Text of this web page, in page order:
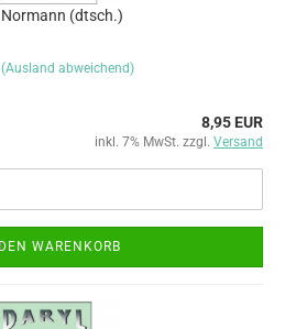
(dtsch.)
(Ausland abweichend)
8,95 EUR
inkl. 7% MwSt. zzgl. Versand
WARENKORB